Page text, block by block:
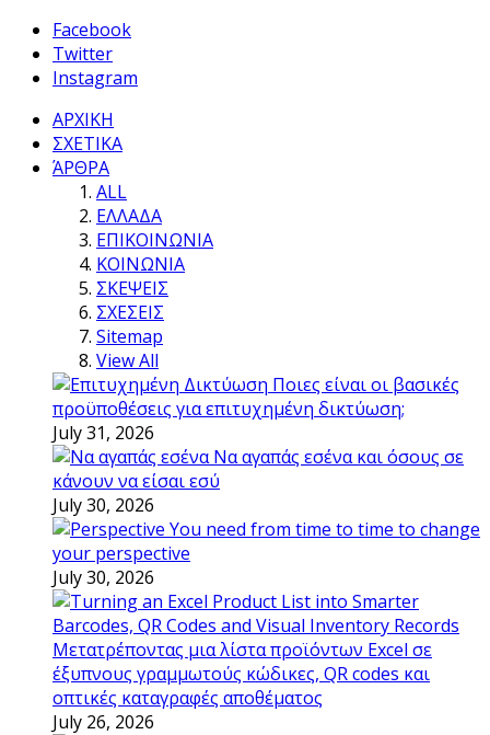
Facebook
Twitter
Instagram
ΑΡΧΙΚΗ
ΣΧΕΤΙΚΑ
ΆΡΘΡΑ
ALL
ΕΛΛΑΔΑ
ΕΠΙΚΟΙΝΩΝΙΑ
ΚΟΙΝΩΝΙΑ
ΣΚΕΨΕΙΣ
ΣΧΕΣΕΙΣ
Sitemap
View All
Ποιες είναι οι βασικές
προϋποθέσεις για επιτυχημένη δικτύωση;
July 31, 2026
Να αγαπάς εσένα και όσους σε
κάνουν να είσαι εσύ
July 30, 2026
You need from time to time to change
your perspective
July 30, 2026
Μετατρέποντας μια λίστα προϊόντων Excel σε
έξυπνους γραμμωτούς κώδικες, QR codes και
οπτικές καταγραφές αποθέματος
July 26, 2026